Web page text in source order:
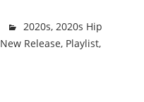
2020s,2020s Hip
New Release, Playlist,